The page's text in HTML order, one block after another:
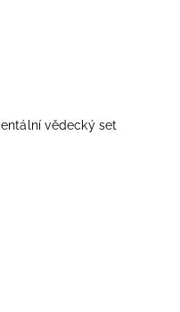
vědecký set